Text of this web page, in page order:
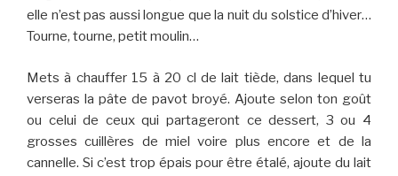
elle n’est pas aussi longue que la nuit du solstice d’hiver…
Tourne, tourne, petit moulin…
Mets à chauffer 15 à 20 cl de lait tiède, dans lequel tu
verseras la pâte de pavot broyé. Ajoute selon ton goût
ou celui de ceux qui partageront ce dessert, 3 ou 4
grosses cuillères de miel voire plus encore et de la
cannelle. Si c’est trop épais pour être étalé, ajoute du lait